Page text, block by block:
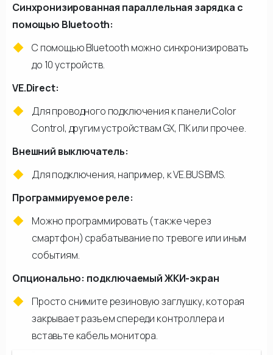
Синхронизированная параллельная зарядка с
помощью Bluetooth:
С помощью Bluetooth можно синхронизировать
до 10 устройств.
VE.Direct:
Для проводного подключения к панели Color
Control, другим устройствам GX, ПК или прочее.
Внешний выключатель:
Для подключения, например, к VE.BUS BMS.
Программируемое реле:
Можно программировать (также через
смартфон) срабатывание по тревоге или иным
событиям.
Опционально: подключаемый ЖКИ-экран
Просто снимите резиновую заглушку, которая
закрывает разъем спереди контроллера и
вставьте кабель монитора.